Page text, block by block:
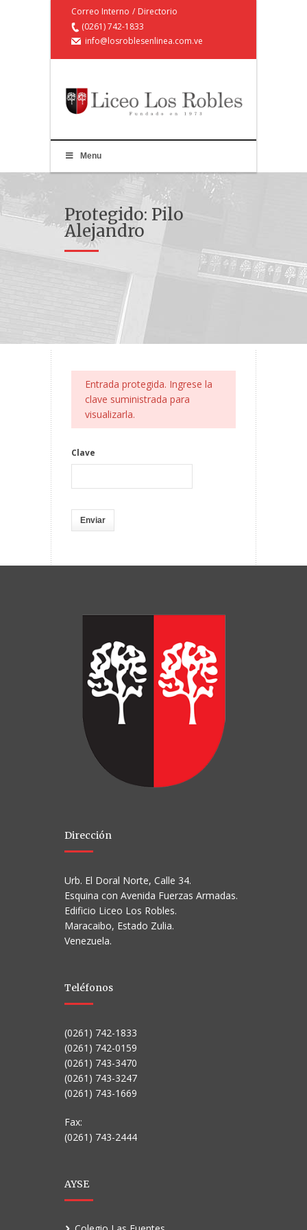
Correo Interno / Directorio
(0261) 742-1833
info@losroblesenlinea.com.ve
Menu
Protegido: Pilo
Alejandro
Entrada protegida. Ingrese la
clave suministrada para
visualizarla.
Clave
Dirección
Urb. El Doral Norte, Calle 34.
Esquina con Avenida Fuerzas Armadas.
Edificio Liceo Los Robles.
Maracaibo, Estado Zulia.
Venezuela.
Teléfonos
(0261) 742-1833
(0261) 742-0159
(0261) 743-3470
(0261) 743-3247
(0261) 743-1669
Fax:
(0261) 743-2444
AYSE